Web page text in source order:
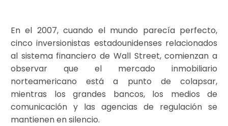
En el 2007, cuando el mundo parecía perfecto,
cinco inversionistas estadounidenses relacionados
al sistema financiero de Wall Street, comienzan a
observar que el mercado inmobiliario
norteamericano está a punto de colapsar,
mientras los grandes bancos, los medios de
comunicación y las agencias de regulación se
mantienen en silencio.